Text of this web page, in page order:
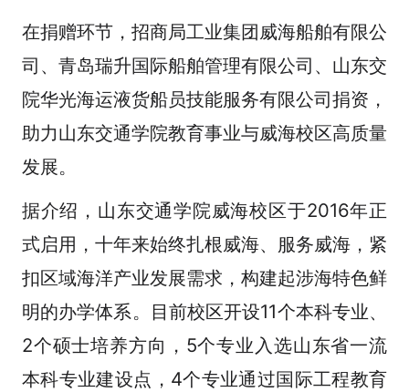
在捐赠环节，招商局工业集团威海船舶有限公
司、青岛瑞升国际船舶管理有限公司、山东交
院华光海运液货船员技能服务有限公司捐资，
助力山东交通学院教育事业与威海校区高质量
发展。
据介绍，山东交通学院威海校区于2016年正
式启用，十年来始终扎根威海、服务威海，紧
扣区域海洋产业发展需求，构建起涉海特色鲜
明的办学体系。目前校区开设11个本科专业、
2个硕士培养方向，5个专业入选山东省一流
本科专业建设点，4个专业通过国际工程教育